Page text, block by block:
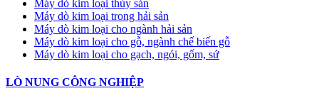
Máy dò kim loại thủy sản
Máy dò kim loại trong hải sản
Máy dò kim loại cho ngành hải sản
Máy dò kim loại cho gỗ, ngành chế biến gỗ
Máy dò kim loại cho gạch, ngói, gốm, sứ
LÒ NUNG CÔNG NGHIỆP